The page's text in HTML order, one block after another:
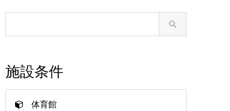
施設条件
体育館